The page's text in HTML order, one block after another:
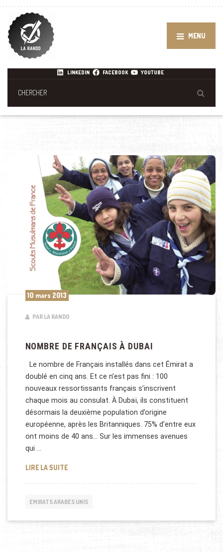
MENU
LINKEDIN FACEBOOK YOUTUBE
10 mars 2013
PAR LA RANDO
NOMBRE DE FRANÇAIS À DUBAI
Le nombre de Français installés dans cet Émirat a
doublé en cinq ans. Et ce n’est pas fini : 100
nouveaux ressortissants français s’inscrivent
chaque mois au consulat. À Dubaï, ils constituent
désormais la deuxième population d’origine
européenne, après les Britanniques. 75% d’entre eux
ont moins de 40 ans… Sur les immenses avenues
qui …
LIRE LA SUITENOMBRE DE FRANÇAIS À DUBAI
EMIRATS ARABES UNIS